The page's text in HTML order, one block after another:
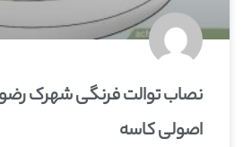
نصاب توالت فرنگی شهرک
اصولی کاسه